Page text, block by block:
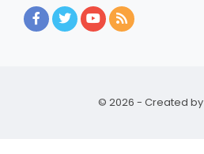
© 2026 - Created by